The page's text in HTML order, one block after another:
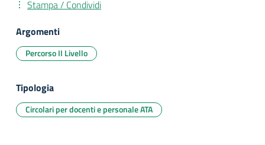
Stampa / Condividi
Argomenti
Percorso II Livello
Tipologia
Circolari per docenti e personale ATA